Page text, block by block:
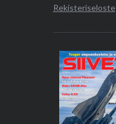
Rekisteriseloste